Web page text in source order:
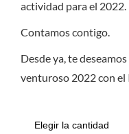
actividad para el 2022.
Contamos contigo.
Desde ya, te
venturoso 2022 con